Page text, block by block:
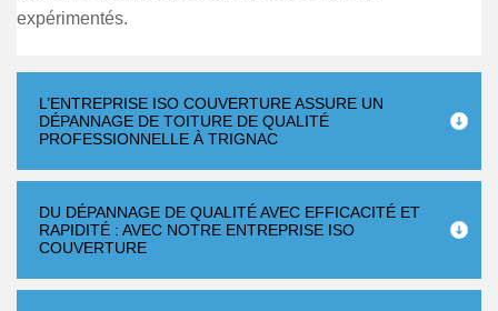
expérimentés.
L’ENTREPRISE ISO COUVERTURE ASSURE UN
DÉPANNAGE DE TOITURE DE QUALITÉ
PROFESSIONNELLE À TRIGNAC
DU DÉPANNAGE DE QUALITÉ AVEC EFFICACITÉ ET
RAPIDITÉ : AVEC NOTRE ENTREPRISE ISO
COUVERTURE